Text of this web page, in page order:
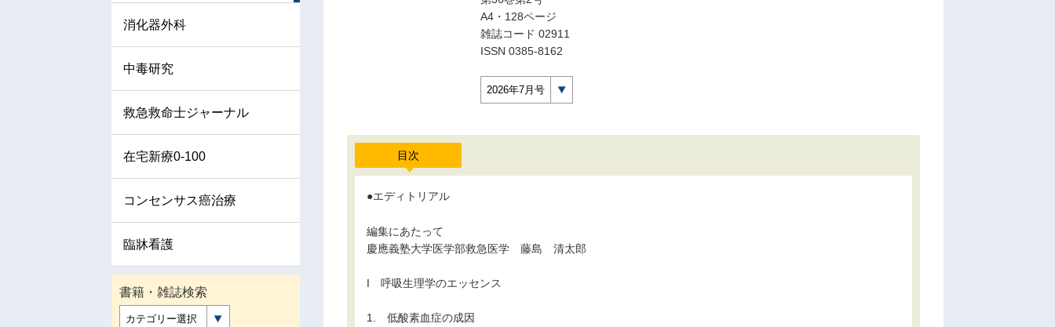
A4・128ページ
雑誌コード 02911
ISSN 0385-8162
2026年7月号
目次
●エディトリアル
編集にあたって
慶應義塾大学医学部救急医学 藤島 清太郎
I 呼吸生理学のエッセンス
1. 低酸素血症の成因
消化器外科
中毒研究
救急救命士ジャーナル
在宅新療0-100
コンセンサス癌治療
臨牀看護
書籍・雑誌検索
カテゴリー選択